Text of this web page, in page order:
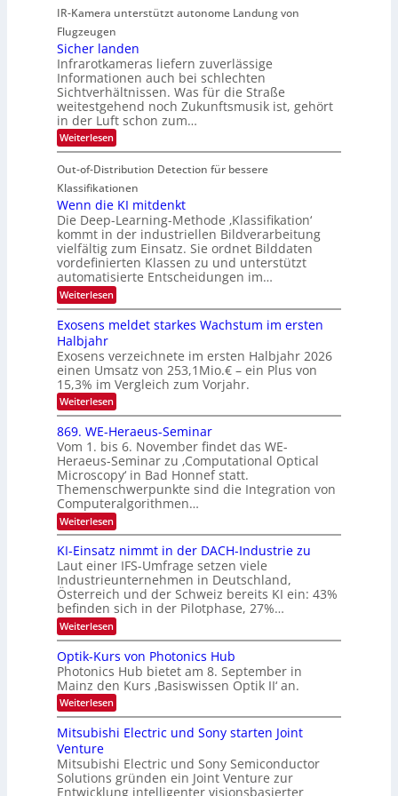
-
M
e
m
s
u
n
d
M
a
n
t
i
S
p
e
c
t
r
l
i
c
h
k
e
i
t
e
d
e
r
i
n
V
I
S
I
O
N
T
e
c
h
T
a
l
k
u
i
d
e
d
T
o
u
r
u
d
e
r
V
S
O
N
2
0
2
6
IR-Kamera unterstützt autonome Landung von
Flugzeugen
Sicher landen
Infrarotkameras liefern zuverlässige
Informationen auch bei schlechten
Sichtverhältnissen. Was für die Straße
weitestgehend noch Zukunftsmusik ist, gehört
in der Luft schon zum…
Weiterlesen:
S
c
h
l
a
n
d
e
n
Out-of-Distribution Detection für bessere
Klassifikationen
Wenn die KI mitdenkt
Die Deep-Learning-Methode ‚Klassifikation‘
kommt in der industriellen Bildverarbeitung
vielfältig zum Einsatz. Sie ordnet Bilddaten
vordefinierten Klassen zu und unterstützt
automatisierte Entscheidungen im…
Weiterlesen:
W
n
d
i
e
K
I
m
i
t
d
e
n
k
t
Exosens meldet starkes Wachstum im ersten
Halbjahr
Exosens verzeichnete im ersten Halbjahr 2026
einen Umsatz von 253,1Mio.€ – ein Plus von
15,3% im Vergleich zum Vorjahr.
Weiterlesen:
E
x
o
s
e
n
s
m
e
l
d
e
t
s
t
a
r
k
e
W
a
c
h
s
u
i
m
e
869. WE-Heraeus-Seminar
Vom 1. bis 6. November findet das WE-
Heraeus-Seminar zu ‚Computational Optical
Microscopy‘ in Bad Honnef statt.
Themenschwerpunkte sind die Integration von
Computeralgorithmen…
Weiterlesen:
8
9
.
W
E
-
H
e
r
a
e
u
s
-
S
e
n
a
KI-Einsatz nimmt in der DACH-Industrie zu
Laut einer IFS-Umfrage setzen viele
Industrieunternehmen in Deutschland,
Österreich und der Schweiz bereits KI ein: 43%
befinden sich in der Pilotphase, 27%…
Weiterlesen:
K
-
E
i
n
s
t
n
m
Optik-Kurs von Photonics Hub
Photonics Hub bietet am 8. September in
Mainz den Kurs ‚Basiswissen Optik II‘ an.
Weiterlesen:
O
p
t
k
-
K
Mitsubishi Electric und Sony starten Joint
Venture
Mitsubishi Electric und Sony Semiconductor
Solutions gründen ein Joint Venture zur
Entwicklung intelligenter visionsbasierter